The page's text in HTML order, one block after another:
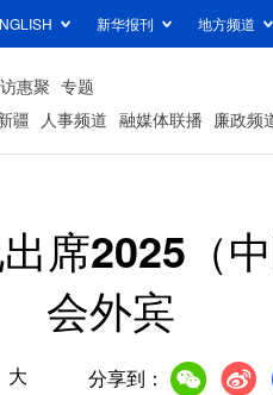
新华报刊 地方频道
访惠聚 专题
疆 人事频道 融媒体联播 廉政频
席2025（
会外宾
大 分享到：